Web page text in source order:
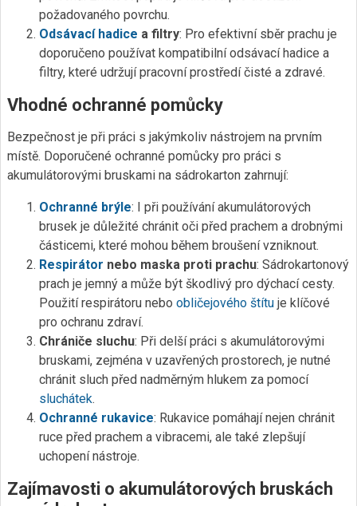
požadovaného povrchu.
Odsávací hadice a filtry: Pro efektivní sběr prachu je
doporučeno používat kompatibilní odsávací hadice a
filtry, které udržují pracovní prostředí čisté a zdravé.
Vhodné ochranné pomůcky
Bezpečnost je při práci s jakýmkoliv nástrojem na prvním
místě. Doporučené ochranné pomůcky pro práci s
akumulátorovými bruskami na sádrokarton zahrnují:
Ochranné brýle: I při používání akumulátorových
brusek je důležité chránit oči před prachem a drobnými
částicemi, které mohou během broušení vzniknout.
Respirátor nebo maska proti prachu: Sádrokartonový
prach je jemný a může být škodlivý pro dýchací cesty.
Použití respirátoru nebo obličejového štítu je klíčové
pro ochranu zdraví.
Chrániče sluchu: Při delší práci s akumulátorovými
bruskami, zejména v uzavřených prostorech, je nutné
chránit sluch před nadměrným hlukem za pomocí
sluchátek.
Ochranné rukavice: Rukavice pomáhají nejen chránit
ruce před prachem a vibracemi, ale také zlepšují
uchopení nástroje.
Zajímavosti o akumulátorových bruskách